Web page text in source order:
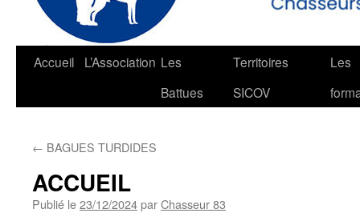
Accueil L’Association Les
Battues
Territoires
SICOV
Les
← BAGUES TURDIDES
ACCUEIL
Publié le23/12/2024parChasseur 83